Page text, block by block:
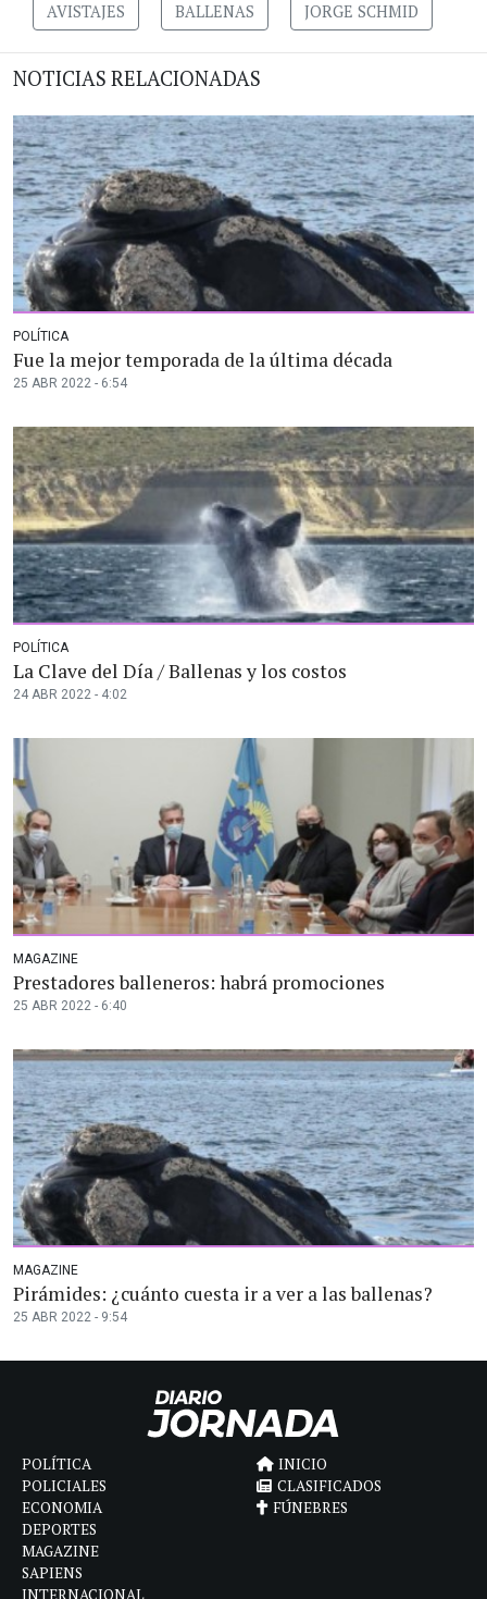
AVISTAJES BALLENAS JORGE SCHMID
NOTICIAS RELACIONADAS
POLÍTICA
Fue la mejor temporada de la última década
25 ABR 2022 - 6:54
POLÍTICA
La Clave del Día / Ballenas y los costos
24 ABR 2022 - 4:02
MAGAZINE
Prestadores balleneros: habrá promociones
25 ABR 2022 - 6:40
MAGAZINE
Pirámides: ¿cuánto cuesta ir a ver a las ballenas?
25 ABR 2022 - 9:54
POLÍTICA
POLICIALES
ECONOMIA
DEPORTES
MAGAZINE
SAPIENS
INTERNACIONAL
INICIO
CLASIFICADOS
FÚNEBRES